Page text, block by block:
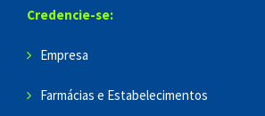
Credencie-se:
Empresa
Farmácias e Estabelecimentos